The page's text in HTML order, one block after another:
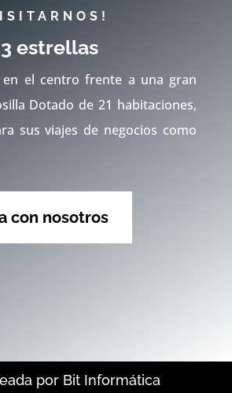
estrellas
el centro frente a una gran
Dotado de 21 habitaciones,
sus viajes de negocios como
con nosotros
por Bit Informática